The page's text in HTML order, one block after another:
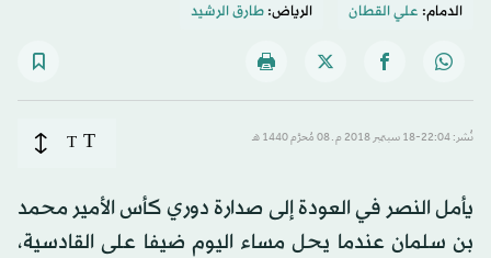
الدمام: علي القطان الرياض:طارق الرشيد
نُشر: 22:04-18 سبتمبر 2018 م ـ 08 مُحرَّم 1440 هـ T
T
يأمل النصر في العودة إلى صدارة دوري كأس الأمير محمد
بن سلمان عندما يحل مساء اليوم ضيفا على القادسية،